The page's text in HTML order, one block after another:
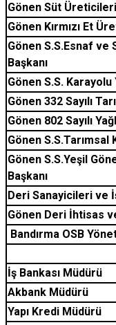
Gönen Süt
Gönen Kırmızı Et
Gönen S.S.Esnaf
Başkanı
Gönen S.S.
Gönen 332 Sayılı
Gönen 802 Sayılı
Gönen S.S.Tarımsal
Gönen S.S.Yeşil
Başkanı
Deri Sanayicileri ve
Gönen Deri İhtisas
Bandırma OSB
İş Bankası Müdürü
Akbank Müdürü
Yapı Kredi Müdürü